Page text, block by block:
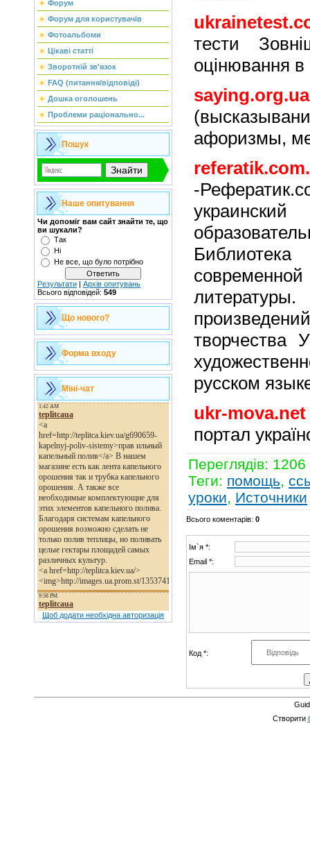
Форум
Форум для користувачів
Фотоальбоми
Цікаві статті
Зворотній зв'язок
FAQ (питання/відповіді)
Дошка оголошень
Проблеми раціонально...
Пошук
Наше опитування
Чи допоміг вам сайт знайти те, що
ви шукали?
Так
Ні
Не все, що було потрібно
Результати | Архів опитувань
Всього відповідей: 549
Що нового?
Форма входу
Міні-чат
Щоб додати необхідна авторизація
тести
оцінювання
saying.org.ua
афоризмы,
-
творчества
русском
ukr-mova.net
портал
Переглядів:
Теги: помощь,
уроки, Источники
Всього коментарів: 0
Ім`я *:
Email *:
Код *:
Створити